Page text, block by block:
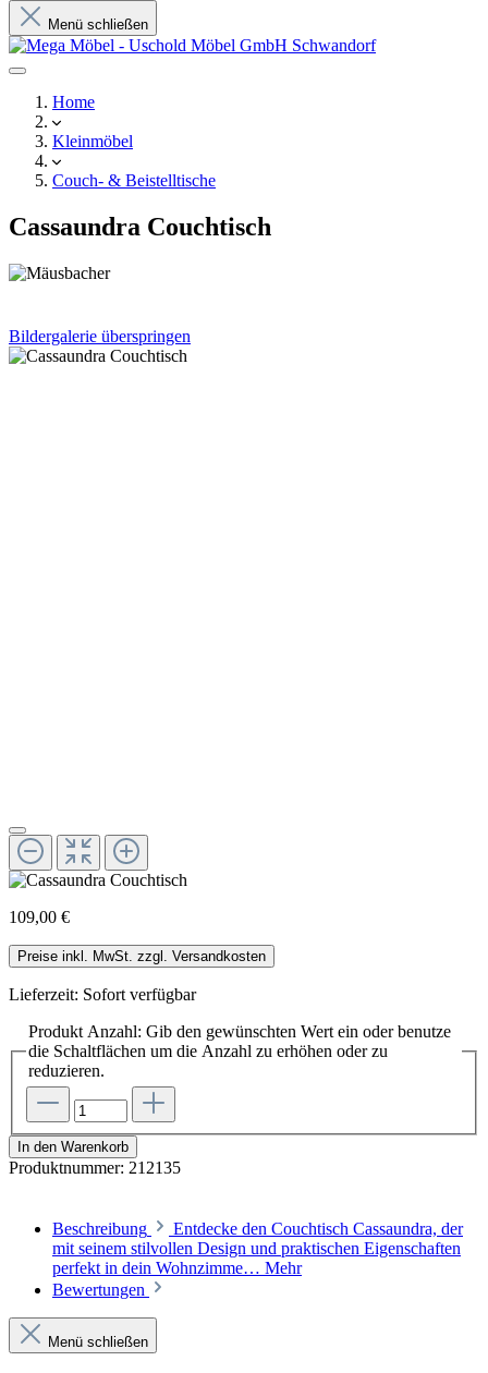
Menü schließen
Home
Kleinmöbel
Couch- & Beistelltische
Cassaundra Couchtisch
Bildergalerie überspringen
109,00 €
Preise inkl. MwSt. zzgl. Versandkosten
Lieferzeit: Sofort verfügbar
Produkt Anzahl: Gib den gewünschten Wert ein oder benutze
die Schaltflächen um die Anzahl zu erhöhen oder zu
reduzieren.
In den Warenkorb
Produktnummer: 212135
Beschreibung
Entdecke den Couchtisch Cassaundra, der
mit seinem stilvollen Design und praktischen Eigenschaften
perfekt in dein Wohnzimme… Mehr
Bewertungen
Menü schließen